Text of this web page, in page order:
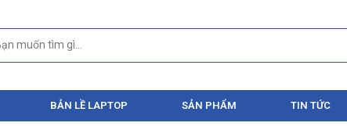
BẢN LỀ LAPTOP SẢN PHẨM TIN TỨC